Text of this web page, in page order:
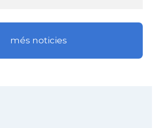
més noticies